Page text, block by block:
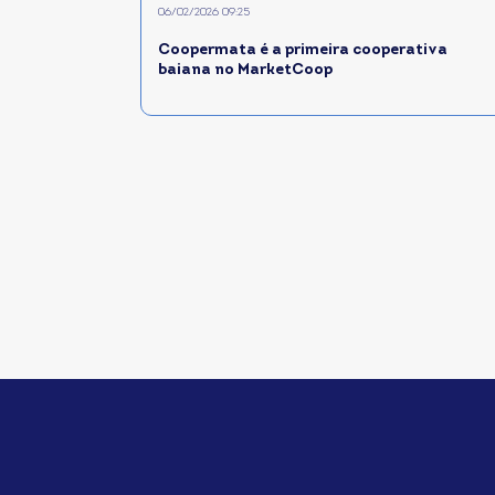
Coopermata é a primeira cooperativa
baiana no MarketCoop
06/02/2026 09:25